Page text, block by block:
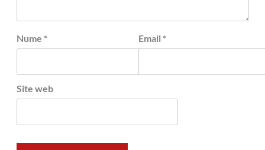
Nume * Email *
Site web